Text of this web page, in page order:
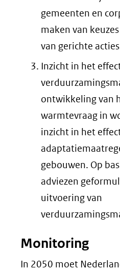
gemeenten en
maken van
van gerichte
Inzicht in het
ontwikkeling van
warmtevraag in
inzicht in het
gebouwen. Op
adviezen
uitvoering van
Monitoring
In 2050 moet